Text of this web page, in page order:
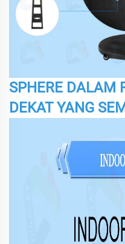
SPHERE DALAM
DEKAT YANG